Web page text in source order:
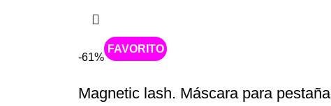
-61%
Caliente
Magnetic lash. Máscara para